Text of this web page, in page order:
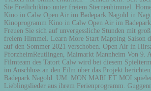
Sie Freilichtkino unter freiem Sternenhimmel.
Kino in Calw Open Air im Badepark Nagold in
Kinoprogramm Kino in Calw Open Air im
Freuen Sie sich auf unvergessliche Stunden mit
freiem Himmel. Learn More Start Mapping Saison
auf den Sommer 2021 verschoben. Open Air in
PforzheimReutlingen, Maimarkt Mannheim Von 9.
Filmteam des Tatort Calw wird bei diesem
im Anschluss an den Film über das Projekt
Badepark Nagold. UM. MON MARI ET MOI
Lieblingslieder aus ihrem Ferienprogramm.